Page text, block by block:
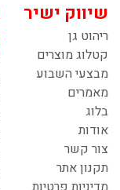
שיווק ישיר
ריהוט גן
קטלוג מוצרים
מבצעי השבוע
מאמרים
בלוג
אודות
צור קשר
תקנון אתר